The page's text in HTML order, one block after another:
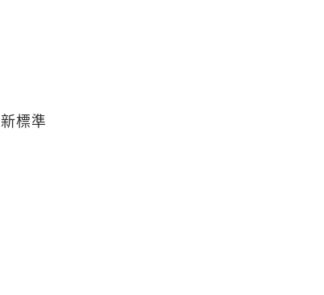
標準